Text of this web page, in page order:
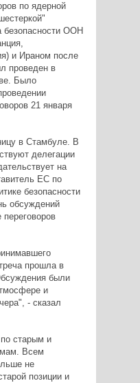
по ядерной
безопасности ООН
и Ираном после
проведен в
Было
21 января
в Стамбуле. В
делегации
на
ЕС по
безопасности
обсуждений
прошла в
были
и
- сказал
старым и
Всем
не
позиции и